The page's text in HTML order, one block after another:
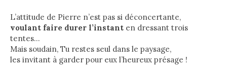
L’attitude de Pierre n’est pas si déconcertante,
voulant faire durer l’instant en dressant trois
tentes…
Mais soudain, Tu restes seul dans le paysage,
les invitant à garder pour eux l’heureux présage !